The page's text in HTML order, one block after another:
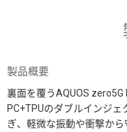
製品概要
裏面を覆うAQUOS zero5G
PC+TPUのダブルインジ
ぎ、軽微な振動や衝撃から